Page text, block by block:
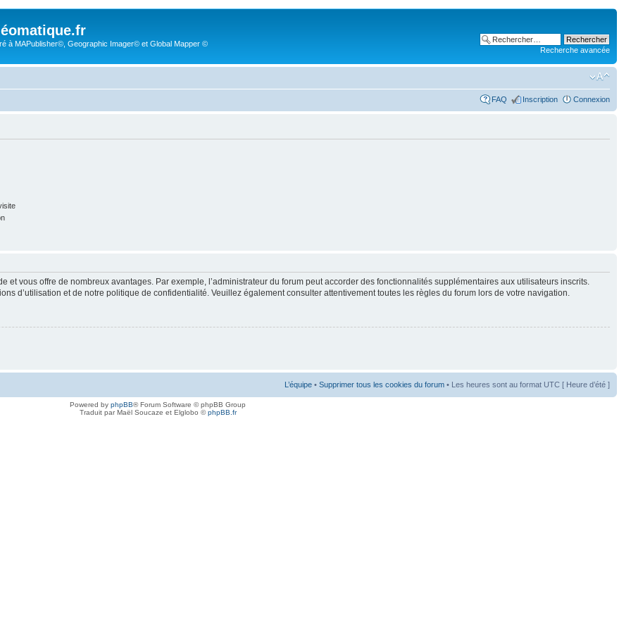
à MAPublisher©, Geographic Imager© et Global Mapper ©
Recherche avancée
FAQ Inscription Connexion
et vous offre de nombreux avantages. Par exemple, l’administrateur du forum peut accorder des fonctionnalités supplémentaires aux utilisateurs inscrits.
d’utilisation et de notre politique de confidentialité. Veuillez également consulter attentivement toutes les règles du forum lors de votre navigation.
L’équipe • Supprimer tous les cookies du forum • Les heures sont au format UTC [ Heure d’été ]
Powered by phpBB® Forum Software © phpBB Group
Traduit par Maël Soucaze et Elglobo ©phpBB.fr